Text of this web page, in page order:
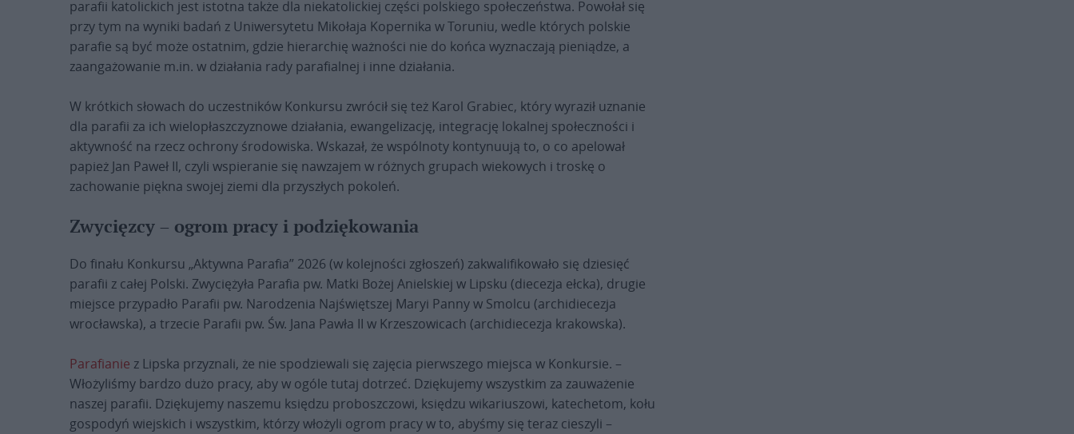
parafii katolickich jest istotna także dla niekatolickiej części polskiego społeczeństwa. Powołał się
przy tym na wyniki badań z Uniwersytetu Mikołaja Kopernika w Toruniu, wedle których polskie
parafie są być może ostatnim, gdzie hierarchię ważności nie do końca wyznaczają pieniądze, a
zaangażowanie m.in. w działania rady parafialnej i inne działania.
W krótkich słowach do uczestników Konkursu zwrócił się też Karol Grabiec, który wyraził uznanie
dla parafii za ich wielopłaszczyznowe działania, ewangelizację, integrację lokalnej społeczności i
aktywność na rzecz ochrony środowiska. Wskazał, że wspólnoty kontynuują to, o co apelował
papież Jan Paweł II, czyli wspieranie się nawzajem w różnych grupach wiekowych i troskę o
zachowanie piękna swojej ziemi dla przyszłych pokoleń.
Zwycięzcy – ogrom pracy i podziękowania
Do finału Konkursu „Aktywna Parafia” 2026 (w kolejności zgłoszeń) zakwalifikowało się dziesięć
parafii z całej Polski. Zwyciężyła Parafia pw. Matki Bożej Anielskiej w Lipsku (diecezja ełcka), drugie
miejsce przypadło Parafii pw. Narodzenia Najświętszej Maryi Panny w Smolcu (archidiecezja
wrocławska), a trzecie Parafii pw. Św. Jana Pawła II w Krzeszowicach (archidiecezja krakowska).
Parafianie z Lipska przyznali, że nie spodziewali się zajęcia pierwszego miejsca w Konkursie. –
Włożyliśmy bardzo dużo pracy, aby w ogóle tutaj dotrzeć. Dziękujemy wszystkim za zauważenie
naszej parafii. Dziękujemy naszemu księdzu proboszczowi, księdzu wikariuszowi, katechetom, kołu
gospodyń wiejskich i wszystkim, którzy włożyli ogrom pracy w to, abyśmy się teraz cieszyli –